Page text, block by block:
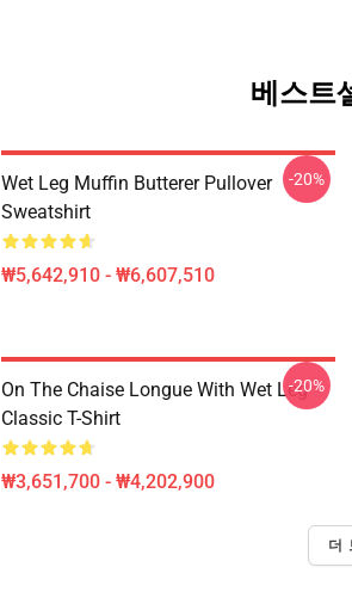
베스트
Wet Leg Muffin Butterer Pullover
Sweatshirt
₩5,642,910 - ₩6,607,510
-20%
On The Chaise Longue With Wet Leg
Classic T-Shirt
₩3,651,700 - ₩4,202,900
-20%
더